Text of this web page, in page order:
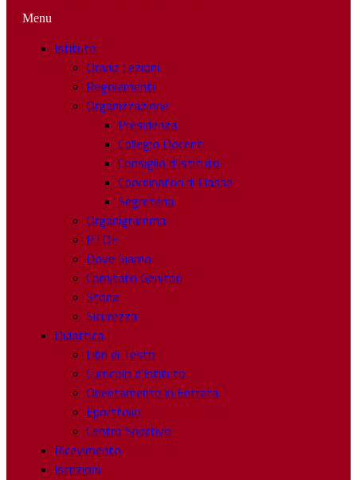
Menu
Istituto
Orario Lezioni
Regolamenti
Organizzazione
Presidenza
Collegio Docenti
Consiglio d’Istituto
Coordinatori di Classe
Segreteria
Organigramma
PTOF
Dove Siamo
Comitato Genitori
Storia
Sicurezza
Didattica
Libri di Testo
Curricolo d’Istituto
Orientamento in Entrata
Eportfolio
Centro Sportivo
Ricevimento
Iscrizioni